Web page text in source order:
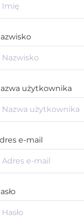
użytkownika
e-mail